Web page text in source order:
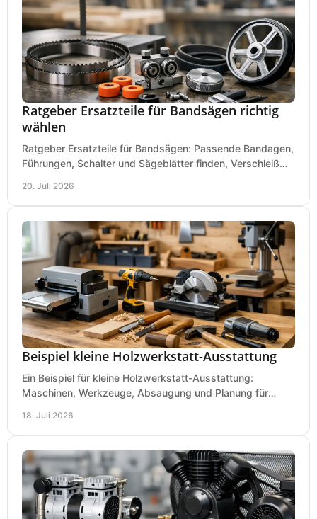
Ratgeber Ersatzteile für Bandsägen richtig
wählen
Ratgeber Ersatzteile für Bandsägen: Passende Bandagen,
Führungen, Schalter und Sägeblätter finden, Verschleiß
20. Juli 2026
Beispiel kleine Holzwerkstatt-Ausstattung
Ein Beispiel für kleine Holzwerkstatt-Ausstattung:
Maschinen, Werkzeuge, Absaugung und Planung für
18. Juli 2026